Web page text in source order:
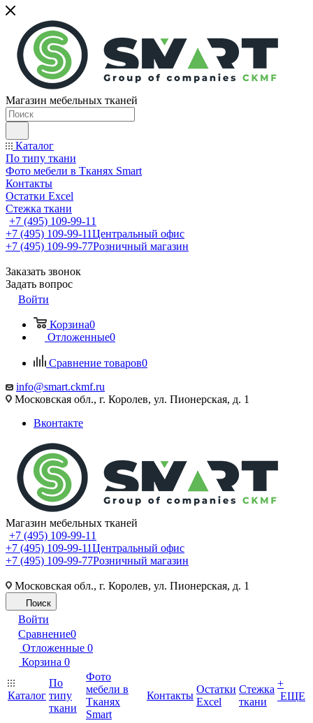
Магазин мебельных тканей
Каталог
По типу ткани
Фото мебели в Тканях Smart
Контакты
Остатки Excel
Стежка ткани
+7 (495) 109-99-11
+7 (495) 109-99-11Центральный офис
+7 (495) 109-99-77Розничный магазин
Заказать звонок
Задать вопрос
Войти
Корзина0
Отложенные0
Сравнение товаров0
info@smart.ckmf.ru
Московская обл., г. Королев, ул. Пионерская, д. 1
Вконтакте
Магазин мебельных тканей
+7 (495) 109-99-11
+7 (495) 109-99-11Центральный офис
+7 (495) 109-99-77Розничный магазин
Московская обл., г. Королев, ул. Пионерская, д. 1
Поиск
Войти
Сравнение0
Отложенные 0
Корзина 0
Каталог
По
типу
ткани
Фото
мебели в
Тканях
Smart
Контакты
Остатки
Excel
Стежка
ткани
+
ЕЩЕ